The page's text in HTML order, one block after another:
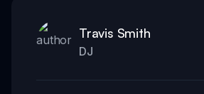
Travis Smith
DJ